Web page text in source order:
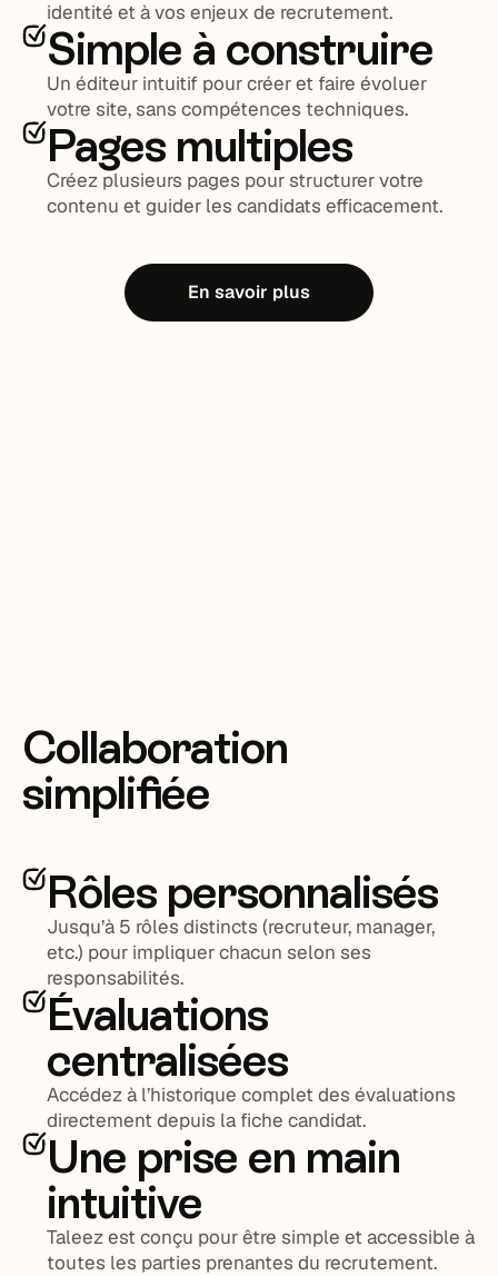
identité et à vos enjeux de recrutement.
Simple à construire
Un éditeur intuitif pour créer et faire évoluer
votre site, sans compétences techniques.
Pages multiples
Créez plusieurs pages pour structurer votre
contenu et guider les candidats efficacement.
En savoir plus
Collaboration
simplifiée
Rôles personnalisés
Jusqu’à 5 rôles distincts (recruteur, manager,
etc.) pour impliquer chacun selon ses
responsabilités.
Évaluations
centralisées
Accédez à l’historique complet des évaluations
directement depuis la fiche candidat.
Une prise en main
intuitive
Taleez est conçu pour être simple et accessible à
toutes les parties prenantes du recrutement.